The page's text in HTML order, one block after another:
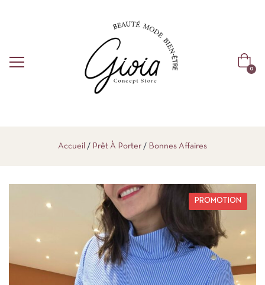
0
Accueil Prêt À Porter Bonnes Affaires
PROMOTION